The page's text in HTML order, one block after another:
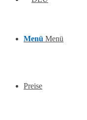
Menü Menü
Preise